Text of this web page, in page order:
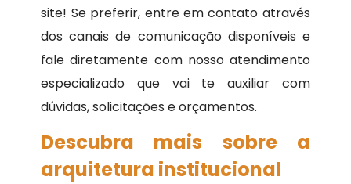
site! Se preferir, entre em contato através
dos canais de comunicação disponíveis e
fale diretamente com nosso atendimento
especializado que vai te auxiliar com
dúvidas, solicitações e orçamentos.
Descubra mais sobre a
arquitetura institucional